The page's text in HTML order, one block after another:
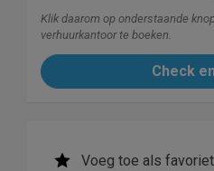
Klik daarom op onderstaande
verhuurkantoor te boeken.
Check
Voeg toe als favoriet